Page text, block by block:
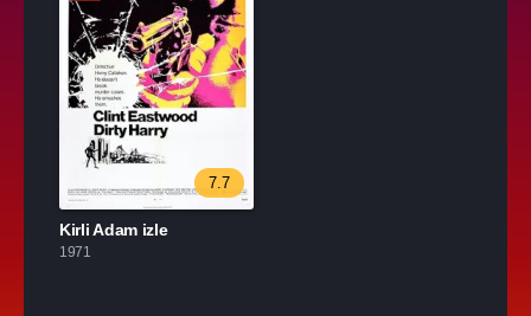
7.7
Kirli Adam izle
1971